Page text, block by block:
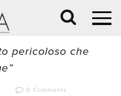
pericoloso che
0 Comments